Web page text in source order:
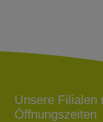
Unsere Filialen
Öffnungszeiten